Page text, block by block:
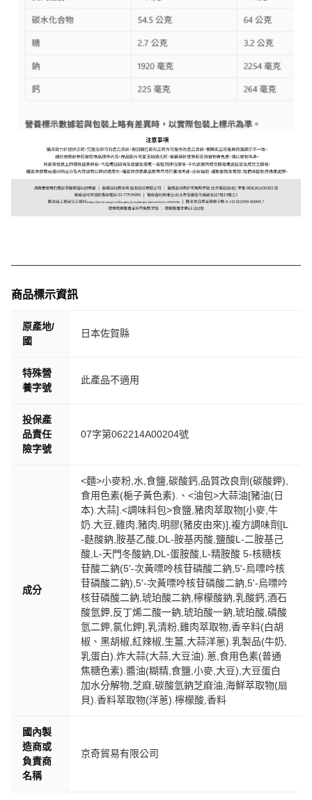
商品標示資訊
原產地/
國
日本佐賀縣
特殊營
養字號
此產品不適用
投保產
品責任
險字號
07字第062214A00204號
成分
<麵>小麥粉,水,食鹽,碳酸鈣,品質改良劑(碳酸鉀),
食用色素(梔子黃色素).、<油包>大蒜油[豬油(日
本).大蒜].<調味料包>食鹽,豬肉萃取物[小麥,牛
奶.大豆,雞肉,豬肉,明膠(豬皮由來)],複方調味劑[L
-麩酸鈉,胺基乙酸,DL-胺基丙酸,鹽酸L-二胺基己
酸,L-天門冬酸鈉,DL-蛋胺酸,L-精胺酸 5-核糖核
苷酸二鈉(5'-次黃嘌呤核苷磷酸二鈉,5'-烏嘌吟核
苷磷酸二鈉),5'-次黃嘌呤核苷磷酸二鈉,5'-烏嘌吟
核苷磷酸二鈉,琥珀酸二鈉,檸檬酸鈉,乳酸鈣,酒石
酸氫鉀,反丁烯二酸一鈉,琥珀酸一鈉,琥珀酸,磷酸
氫二鉀,氯化鉀],乳清粉,雞肉萃取物,香辛料(白胡
椒、黑胡椒,紅辣椒,生薑,大蒜洋蔥).乳製品(牛奶,
乳蛋白).炸大蒜(大蒜,大豆油).蔥,食用色素(普通
焦糖色素).醬油(糊精,食鹽,小麥,大豆),大豆蛋白
加水分解物,芝麻,碳酸氫鈉芝麻油,海鮮萃取物(扇
貝).香料萃取物(洋蔥).檸檬酸,香料
國內製
造商或
負責商
名稱
京奇貿易有限公司